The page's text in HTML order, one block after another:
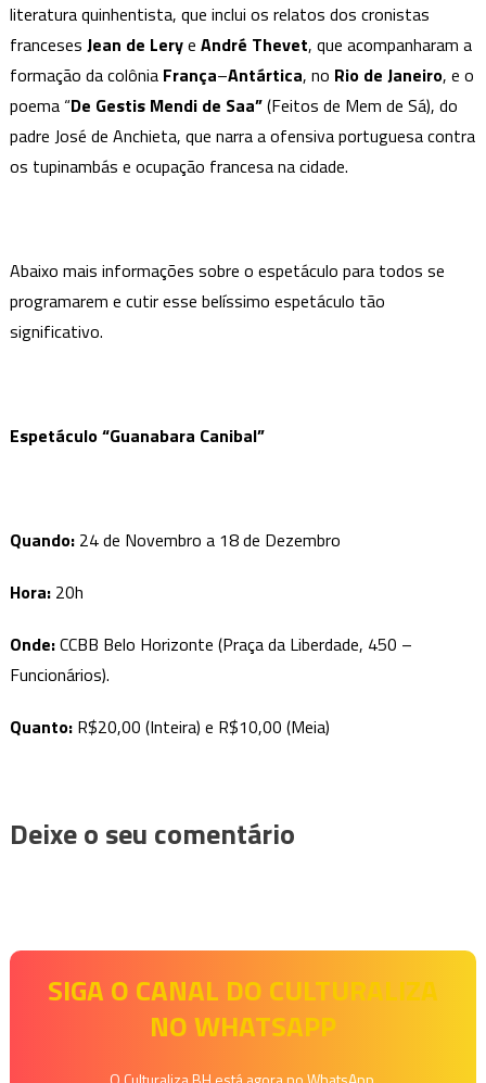
literatura quinhentista, que inclui os relatos dos cronistas
franceses Jean de Lerye André Thevet, que acompanharam a
formação da colônia França–Antártica, no Rio de Janeiro, e o
poema “De Gestis Mendi de Saa”(Feitos de Mem de Sá), do
padre José de Anchieta, que narra a ofensiva portuguesa contra
os tupinambás e ocupação francesa na cidade.
Abaixo mais informações sobre o espetáculo para todos se
programarem e cutir esse belíssimo espetáculo tão
significativo.
Espetáculo “Guanabara Canibal”
Quando: 24 de Novembro a 18 de Dezembro
Hora:20h
Onde:CCBB Belo Horizonte (Praça da Liberdade, 450 –
Funcionários).
Quanto: R$20,00 (Inteira) e R$10,00 (Meia)
Deixe o seu comentário
SIGA O CANAL DO CULTURALIZA
NO WHATSAPP